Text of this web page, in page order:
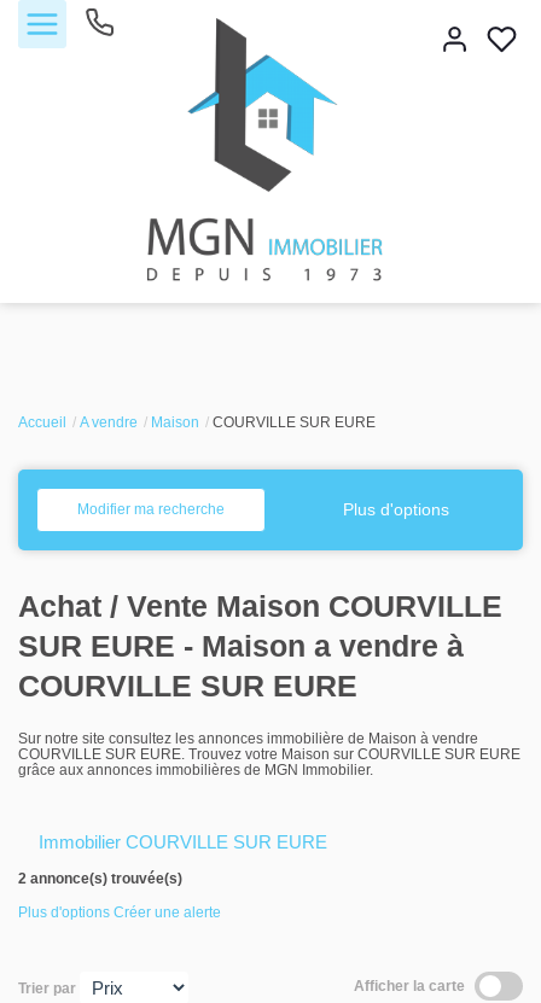
Acheter
Vendre
Louer
Nos agences
Contact
Accueil A vendre Maison COURVILLE SUR EURE
Modifier ma recherche Plus d'options
Achat / Vente Maison COURVILLE
SUR EURE - Maison a vendre à
COURVILLE SUR EURE
Sur notre site consultez les annonces immobilière de Maison à vendre
COURVILLE SUR EURE. Trouvez votre Maison sur COURVILLE SUR EURE
grâce aux annonces immobilières de MGN Immobilier.
Immobilier COURVILLE SUR EURE
2 annonce(s) trouvée(s)
Plus d'options Créer une alerte
Trier par Afficher la carte